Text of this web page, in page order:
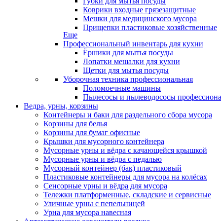
Коврики входные грязезащитные
Мешки для медицинского мусора
Прищепки пластиковые хозяйственные
Еще
Профессиональный инвентарь для кухни
Ёршики для мытья посуды
Лопатки мешалки для кухни
Щетки для мытья посуды
Уборочная техника профессиональная
Поломоечные машины
Пылесосы и пылеводососы
Ведра, урны, корзины
Контейнеры и баки для раздельного сбора мусора
Корзины для белья
Корзины для бумаг офисные
Крышки для мусорного контейнера
Мусорные урны и вёдра с качающейся крышкой
Мусорные урны и вёдра с педалью
Мусорный контейнер (бак) пластиковый
Пластиковые контейнеры для мусора на колёсах
Сенсорные урны и вёдра для мусора
Тележки платформенные, складские и сервисные
Уличные урны с пепельницей
Урна для мусора навесная